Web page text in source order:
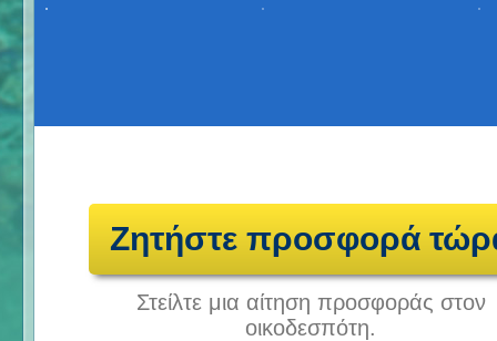
Ζητήστε προσφορά
Στείλτε μια αίτηση προσφοράς στον
οικοδεσπότη.